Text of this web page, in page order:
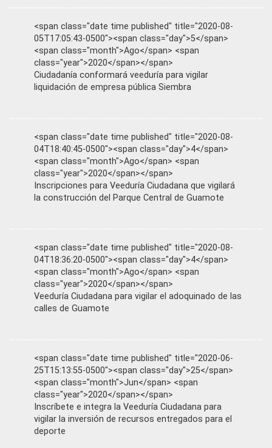
<span class="date time published" title="2020-08-
05T17:05:43-0500"><span class="day">5</span>
<span class="month">Ago</span> <span
class="year">2020</span></span>
Ciudadanía conformará veeduría para vigilar
liquidación de empresa pública Siembra
<span class="date time published" title="2020-08-
04T18:40:45-0500"><span class="day">4</span>
<span class="month">Ago</span> <span
class="year">2020</span></span>
Inscripciones para Veeduría Ciudadana que vigilará
la construcción del Parque Central de Guamote
<span class="date time published" title="2020-08-
04T18:36:20-0500"><span class="day">4</span>
<span class="month">Ago</span> <span
class="year">2020</span></span>
Veeduría Ciudadana para vigilar el adoquinado de las
calles de Guamote
<span class="date time published" title="2020-06-
25T15:13:55-0500"><span class="day">25</span>
<span class="month">Jun</span> <span
class="year">2020</span></span>
Inscríbete e integra la Veeduría Ciudadana para
vigilar la inversión de recursos entregados para el
deporte